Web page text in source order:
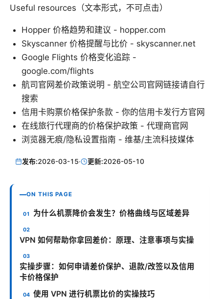
Useful resources（文本形式，不可点击）
Hopper 价格趋势和建议 - hopper.com
Skyscanner 价格提醒与比价 - skyscanner.net
Google Flights 价格变化追踪 -
google.com/flights
航司官网差价政策说明 - 航空公司官网链接请自行
搜索
信用卡购票价格保护条款 - 你的信用卡发行方官网
在线旅行代理商的价格保护政策 - 代理商官网
浏览器无痕/隐私设置指南 - 维基/主流科技媒体
发布:2026-03-15· 更新:2026-05-10
ON THIS PAGE
为什么机票降价会发生？价格曲线与区域差异
VPN 如何帮助你拿回差价：原理、注意事项与实操
实操步骤：如何申请差价保护、退款/改签以及信用
卡价格保护
使用 VPN 进行机票比价的实操技巧